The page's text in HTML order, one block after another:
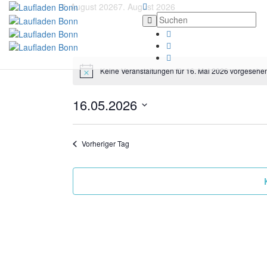
7. August 20267. August 2026
Keine Veranstaltungen für 16. Mai 2026
16.05.2026
Vorheriger Tag